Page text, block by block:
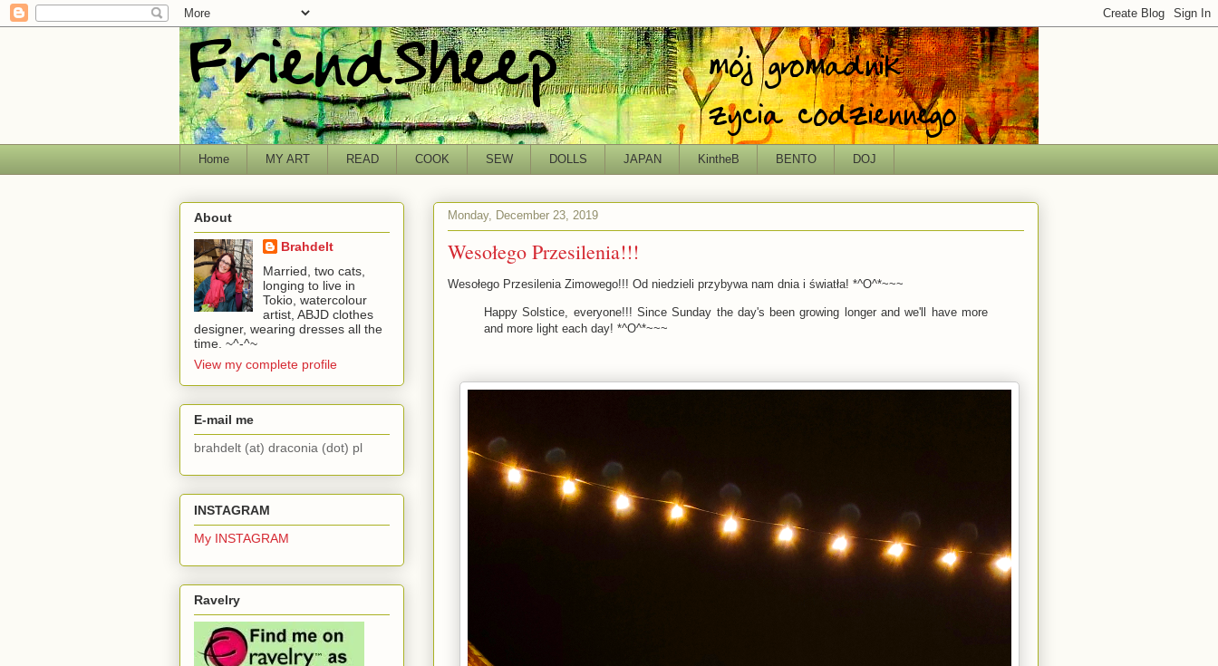
Home MY ART READ COOK SEW DOLLS JAPAN KintheB BENTO DOJ
Monday, December 23, 2019
Wesołego Przesilenia!!!
Wesołego Przesilenia Zimowego!!! Od niedzieli przybywa nam dnia i światła! *^O^*~~~
Happy Solstice, everyone!!! Since Sunday the day's been growing longer and we'll have more
and more light each day! *^O^*~~~
About
Brahdelt
Married, two cats,
longing to live in
Tokio, watercolour
artist, ABJD clothes
designer, wearing dresses all the
time. ~^-^~
View my complete profile
E-mail me
brahdelt (at) draconia (dot) pl
INSTAGRAM
My INSTAGRAM
Ravelry